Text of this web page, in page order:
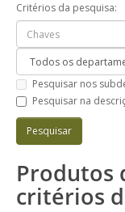
Critérios da pesquisa:
Pesquisar nos
Pesquisar na
Produtos
critérios